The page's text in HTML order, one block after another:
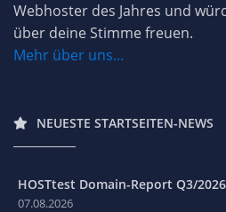
Webhoster des Jahres und
über deine Stimme freuen.
Mehr über uns...
NEUESTE STARTSEITEN-NEWS
HOSTtest Domain-Report Q3/2026
07.08.2026